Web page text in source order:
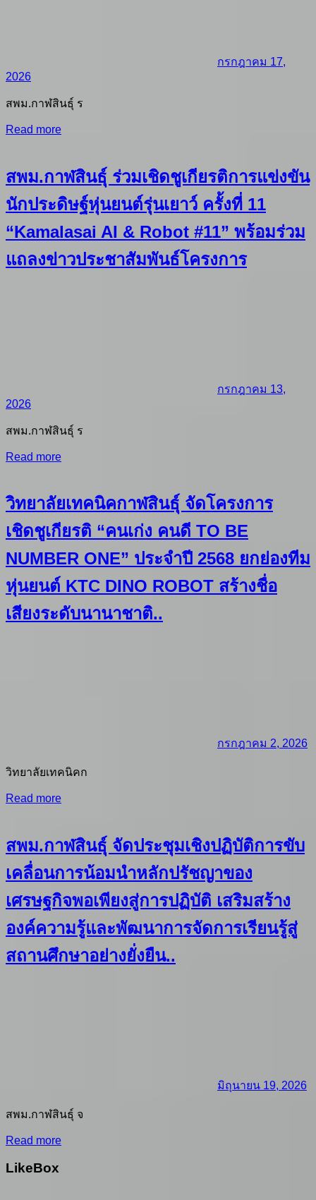
กรกฎาคม 17,
2026
สพม.กาฬสินธุ์ ร
Read more
สพม.กาฬสินธุ์ ร่วมเชิดชูเกียรติการแข่งขัน
นักประดิษฐ์หุ่นยนต์รุ่นเยาว์ ครั้งที่ 11
“Kamalasai AI & Robot #11” พร้อมร่วม
แถลงข่าวประชาสัมพันธ์โครงการ
กรกฎาคม 13,
2026
สพม.กาฬสินธุ์ ร
Read more
วิทยาลัยเทคนิคกาฬสินธุ์ จัดโครงการ
เชิดชูเกียรติ “คนเก่ง คนดี TO BE
NUMBER ONE” ประจำปี 2568 ยกย่องทีม
หุ่นยนต์ KTC DINO ROBOT สร้างชื่อ
เสียงระดับนานาชาติ..
กรกฎาคม 2, 2026
วิทยาลัยเทคนิคก
Read more
สพม.กาฬสินธุ์ จัดประชุมเชิงปฏิบัติการขับ
เคลื่อนการน้อมนำหลักปรัชญาของ
เศรษฐกิจพอเพียงสู่การปฏิบัติ เสริมสร้าง
องค์ความรู้และพัฒนาการจัดการเรียนรู้สู่
สถานศึกษาอย่างยั่งยืน..
มิถุนายน 19, 2026
สพม.กาฬสินธุ์ จ
Read more
LikeBox